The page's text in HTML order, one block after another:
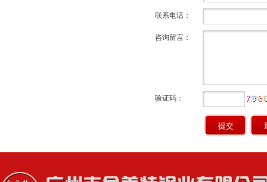
联系电话：
咨询留言：
验证码：